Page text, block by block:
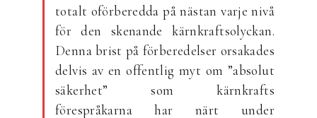
totalt oförberedda på nästan varje nivå
för den skenande kärnkraftsolyckan.
Denna brist på förberedelser orsakades
delvis av en offentlig myt om ”absolut
säkerhet” som kärnkrafts
förespråkarna har närt under